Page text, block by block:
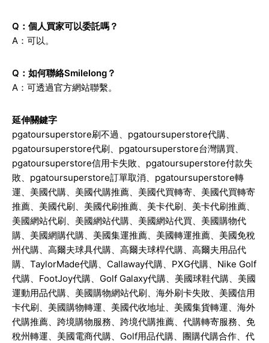
Q：個人買家可以委託嗎？
A：可以。
Q：如何聯絡Smilelong？
A：可透過官方網站聯繫。
延伸關鍵字
pgatoursuperstore刷不過、pgatoursuperstore代購、
pgatoursuperstore代刷、pgatoursuperstore台灣購買、
pgatoursuperstore信用卡失敗、pgatoursuperstore付款失
敗、pgatoursuperstore訂單取消、pgatoursuperstore轉
運、美國代購、美國代購推薦、美國代買轉寄、美國代買轉寄
推薦、美國代刷、美國代刷推薦、美卡代刷、美卡代刷推薦、
美國網站代刷、美國網站代購、美國網站代買、美國購物代
購、美國網購代購、美國集運推薦、美國轉運推薦、美國免稅
州代購、高爾夫球具代購、高爾夫球桿代購、高爾夫用品代
購、TaylorMade代購、Callaway代購、PXG代購、Nike Golf
代購、FootJoy代購、Golf Galaxy代購、美國球鞋代購、美國
運動用品代購、美國購物網站代刷、海外刷卡失敗、美國信用
卡代刷、美國購物轉運、美國代收地址、美國集貨轉運、海外
代購推薦、跨境購物服務、跨境代購推薦、代購轉寄服務、免
稅州轉運、美國電商代購、Golf用品代購、團購代購合作、代